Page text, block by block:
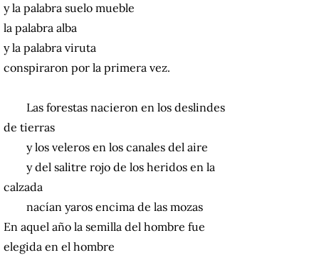
y la palabra suelo mueble
la palabra alba
y la palabra viruta
conspiraron por la primera vez.
Las forestas nacieron en los deslindes
de tierras
y los veleros en los canales del aire
y del salitre rojo de los heridos en la
calzada
nacían yaros encima de las mozas
En aquel año la semilla del hombre fue
elegida en el hombre